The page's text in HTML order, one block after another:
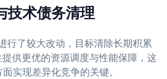
技术债务清理
行了较大改动，目标清除长期积累
供更优的资源调度与性能保障，这
实现差异化竞争的关键。